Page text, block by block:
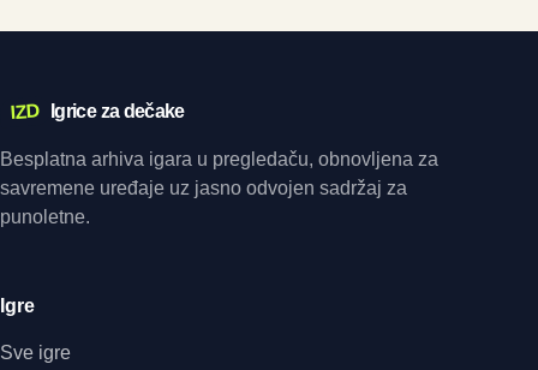
IZD Igrice za dečake
Besplatna arhiva igara u pregledaču, obnovljena za
savremene uređaje uz jasno odvojen sadržaj za
punoletne.
Igre
Sve igre